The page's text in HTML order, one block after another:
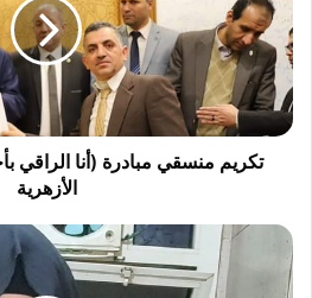
م
م
ن
س
ق
ا
د
ر
تكريم منسقي مبادرة (أنا الراقي
الأزهرية
ت
ط
و